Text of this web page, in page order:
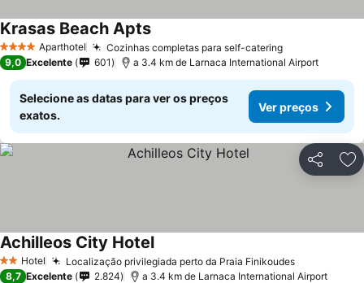
4 EstrelasAparthotel Cozinhas completas para self-cateringVer preços
Krasas Beach AptsVer preços
9,0 Excelente 601 a 3.4 km de Larnaca International Airport
Selecione as datas para ver os preços
exatos.
Ver preços
Partilhar
2 Estrelas
Hotel Localização privilegiada perto da Praia FinikoudesVer preços
Achilleos City HotelVer preços
8,7 Excelente 2.824 a 3.4 km de Larnaca International Airport